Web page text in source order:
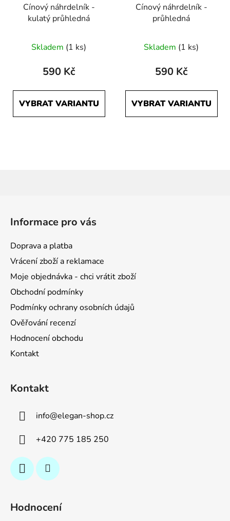
Cínový náhrdelník -
kulatý průhledná
Skladem (1 ks)
590 Kč
VYBRAT VARIANTU
Cínový náhrdelník -
průhledná
Skladem (1 ks)
590 Kč
VYBRAT VARIANTU
Informace pro vás
Doprava a platba
Vrácení zboží a reklamace
Moje objednávka - chci vrátit zboží
Obchodní podmínky
Podmínky ochrany osobních údajů
Ověřování recenzí
Hodnocení obchodu
Kontakt
Kontakt
info@elegan-shop.cz
+420 775 185 250
Hodnocení